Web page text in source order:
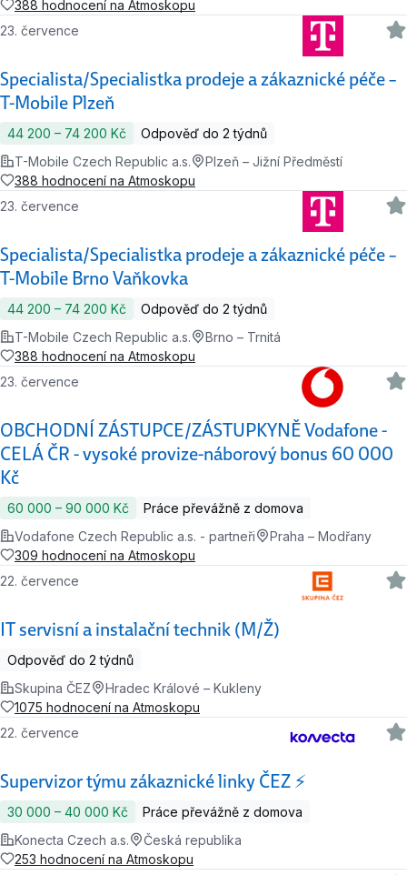
388 hodnocení na Atmoskopu
Specialista/Specialistka prodeje a zákaznické péče –
T-Mobile Plzeň
23. července
44 200 ‍–‍ 74 200 Kč
Odpověď do 2 týdnů
T-Mobile Czech Republic a.s.
Plzeň – Jižní Předměstí
388 hodnocení na Atmoskopu
Specialista/Specialistka prodeje a zákaznické péče –
T-Mobile Brno Vaňkovka
23. července
44 200 ‍–‍ 74 200 Kč
Odpověď do 2 týdnů
T-Mobile Czech Republic a.s.
Brno – Trnitá
388 hodnocení na Atmoskopu
OBCHODNÍ ZÁSTUPCE/ZÁSTUPKYNĚ Vodafone -
CELÁ ČR - vysoké provize-náborový bonus 60 000
Kč
23. července
60 000 ‍–‍ 90 000 Kč
Práce převážně z domova
Vodafone Czech Republic a.s. - partneři
Praha – Modřany
309 hodnocení na Atmoskopu
IT servisní a instalační technik (M/Ž)
22. července
Odpověď do 2 týdnů
Skupina ČEZ
Hradec Králové – Kukleny
1075 hodnocení na Atmoskopu
Supervizor týmu zákaznické linky ČEZ ⚡
22. července
30 000 ‍–‍ 40 000 Kč
Práce převážně z domova
Konecta Czech a.s.
Česká republika
253 hodnocení na Atmoskopu